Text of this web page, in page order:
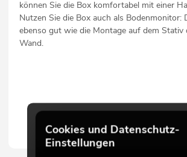
können Sie die Box komfortabel mit einer
Nutzen Sie die Box auch als Bodenmonitor:
ebenso gut wie die Montage auf dem Stativ
Wand.
Cookies und Datenschutz-
Einstellungen